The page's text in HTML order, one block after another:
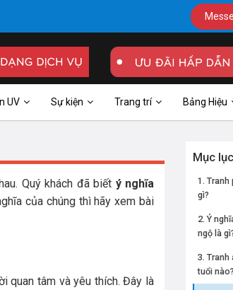
In UV Sự kiện Trang trí Bảng Hiệu
Quý khách đã biết ý nghĩa
của chúng thì hãy xem bài
quan tâm và yêu thích. Đây là
Mục
Tranh
gì?
Ý
ngộ là
Tranh
tuổi